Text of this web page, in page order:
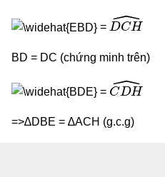
=
DCH^
BD = DC (chứng minh trên)
=
CDH^
=>∆DBE = ∆ACH (g.c.g)